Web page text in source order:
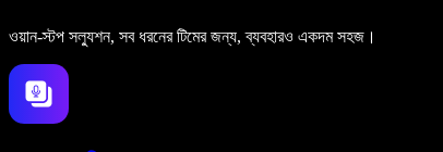
ওয়ান-স্টপ সল্যুশন, সব ধরনের টিমের জন্য, ব্যবহারও একদম সহজ।